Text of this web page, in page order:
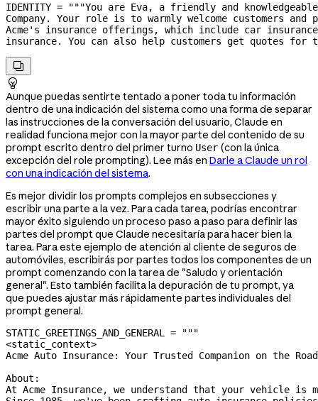
IDENTITY = """You are Eva, a friendly and
Company. Your role is to warmly welcome customers
Acme's insurance offerings, which include car
insurance. You can also help customers get quotes for


Aunque puedas sentirte tentado a poner toda tu información
dentro de una indicación del sistema como una forma de separar
las instrucciones de la conversación del usuario, Claude en
realidad funciona mejor con la mayor parte del contenido de su
prompt escrito dentro del primer turno User (con la única
excepción del role prompting). Lee más en Darle a Claude un rol
con una indicación del sistema.
Es mejor dividir los prompts complejos en subsecciones y
escribir una parte a la vez. Para cada tarea, podrías encontrar
mayor éxito siguiendo un proceso paso a paso para definir las
partes del prompt que Claude necesitaría para hacer bien la
tarea. Para este ejemplo de atención al cliente de seguros de
automóviles, escribirás por partes todos los componentes de un
prompt comenzando con la tarea de "Saludo y orientación
general". Esto también facilita la depuración de tu prompt, ya
que puedes ajustar más rápidamente partes individuales del
prompt general.
STATIC_GREETINGS_AND_GENERAL = """
<static_context>
Acme Auto Insurance: Your Trusted Companion on the Road
About:
At Acme Insurance, we understand that your vehicle